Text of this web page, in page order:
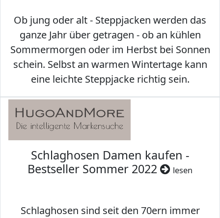
Ob jung oder alt - Steppjacken werden das
ganze Jahr über getragen - ob an kühlen
Sommermorgen oder im Herbst bei Sonnen
schein. Selbst an warmen Wintertage kann
eine leichte Steppjacke richtig sein.
Schlaghosen Damen kaufen -
Bestseller Sommer 2022
lesen
Schlaghosen sind seit den 70ern immer